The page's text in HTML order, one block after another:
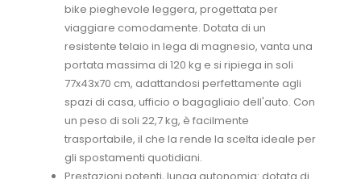
bike pieghevole leggera, progettata per
viaggiare comodamente. Dotata di un
resistente telaio in lega di magnesio, vanta una
portata massima di 120 kg e si ripiega in soli
77x43x70 cm, adattandosi perfettamente agli
spazi di casa, ufficio o bagagliaio dell'auto. Con
un peso di soli 22,7 kg, è facilmente
trasportabile, il che la rende la scelta ideale per
gli spostamenti quotidiani.